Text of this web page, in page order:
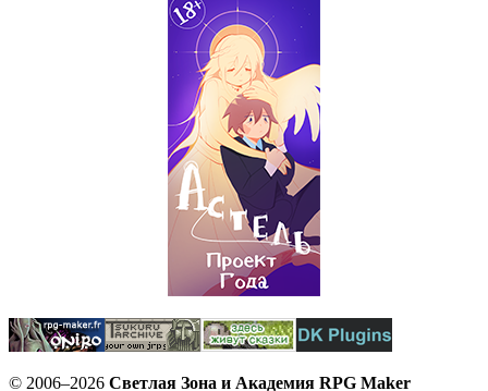
© 2006–2026 Светлая Зона и Академия RPG Maker